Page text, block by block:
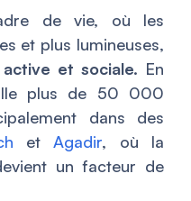
de vie, où les
et plus lumineuses,
et sociale. En
plus de 50 000
dans des
etAgadir, où la
un facteur de